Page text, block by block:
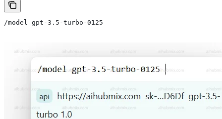
/model gpt-3.5-turbo-0125